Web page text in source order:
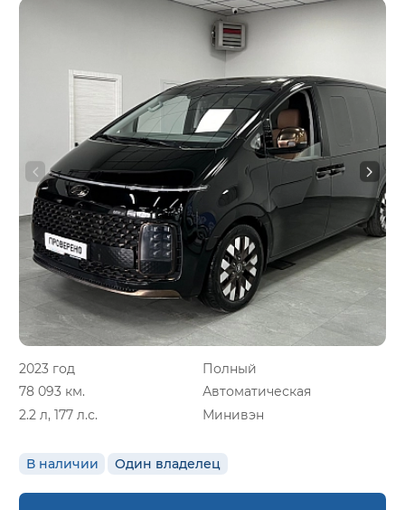
2023 год
Полный
78 093 км.
Автоматическая
2.2 л, 177 л.с.
Минивэн
В наличии Один владелец